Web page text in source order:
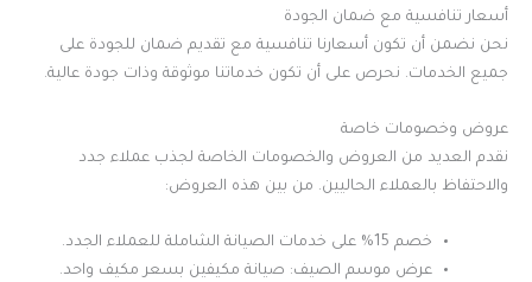
أسعار تنافسية مع ضمان الجودة
نحن نضمن أن تكون أسعارنا تنافسية مع تقديم ضمان للجودة على
جميع الخدمات. نحرص على أن تكون خدماتنا موثوقة وذات جودة عالية.
عروض وخصومات خاصة
نقدم العديد من العروض والخصومات الخاصة لجذب عملاء جدد
والاحتفاظ بالعملاء الحاليين. من بين هذه العروض:
خصم 15% على خدمات الصيانة الشاملة للعملاء الجدد.
عرض موسم الصيف: صيانة مكيفين بسعر مكيف واحد.